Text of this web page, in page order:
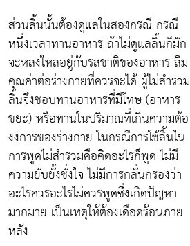
ส่วนลิ้นนั้นต้องดูแลในสองกรณี กรณี
หนึ่งเวลาทานอาหาร ถ้าไม่ดูแลลิ้นก็มัก
จะหลงใหลอยู่กับรสชาติของอาหาร ลืม
คุณค่าต่อร่างกายที่ควรจะได้ ผู้ไม่สำรวม
ลิ้นจึงชอบทานอาหารที่มีโทษ (อาหาร
ขยะ) หรือทานในปริมาณที่เกินความต้อ
งงการของร่างกาย ในกรณีการใช้ลิ้นใน
การพูดไม่สำรวมคือคิดอะไรก็พูด ไม่มี
ความยับยั้งชั่งใจ ไม่มีการกลั่นกรองว่า
อะไรควรอะไรไม่ควรพูดซึ่งเกิดปัญหา
มากมาย เป็นเหตุให้ต้องเดือดร้อนภาย
หลัง